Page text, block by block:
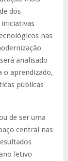
dos
iniciativas
nas
analisado
o aprendizado,
públicas
de ser uma
central nas
letivo